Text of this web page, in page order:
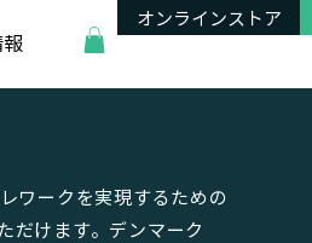
オンラインストア
ワークを実現するための
だけます。デンマーク